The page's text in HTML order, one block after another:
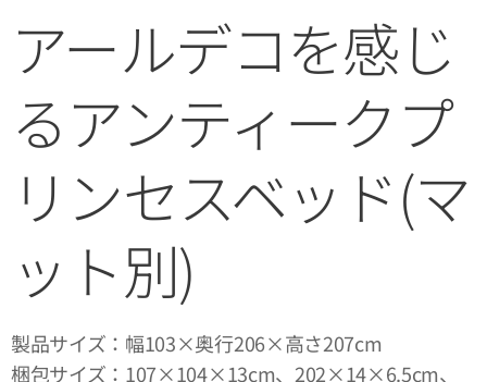
アールデコを感じ
るアンティークプ
リンセスベッド(マ
ット別)
製品サイズ：幅103×奥行206×高さ207cm
梱包サイズ：107×104×13cm、202×14×6.5cm、